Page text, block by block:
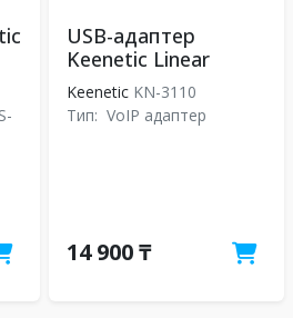
USB-адаптер
Keenetic Linear
Keenetic KN-3110
Тип: VoIP адаптер
14 900 ₸